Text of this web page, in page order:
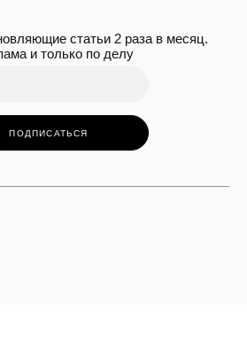
статьи 2 раза в месяц.
и только по делу
ПОДПИСАТЬСЯ